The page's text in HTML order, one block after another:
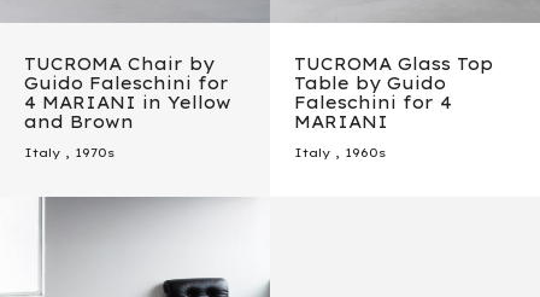
TUCROMA Chair by
Guido Faleschini for
4 MARIANI in Yellow
and Brown
Italy , 1970s
TUCROMA Glass Top
Table by Guido
Faleschini for 4
MARIANI
Italy , 1960s